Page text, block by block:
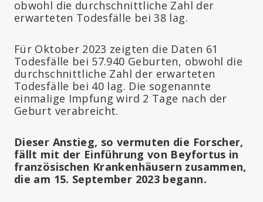
obwohl die durchschnittliche Zahl der
erwarteten Todesfälle bei 38 lag.
Für Oktober 2023 zeigten die Daten 61
Todesfälle bei 57.940 Geburten, obwohl die
durchschnittliche Zahl der erwarteten
Todesfälle bei 40 lag. Die sogenannte
einmalige Impfung wird 2 Tage nach der
Geburt verabreicht.
Dieser Anstieg, so vermuten die Forscher,
fällt mit der Einführung von Beyfortus in
französischen Krankenhäusern zusammen,
die am 15. September 2023 begann.